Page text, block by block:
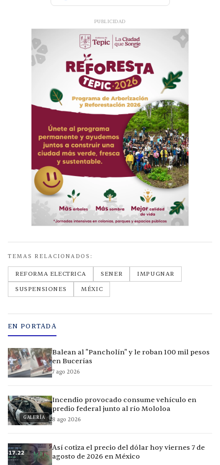
PUBLICIDAD
TEMAS RELACIONADOS:
REFORMA ELECTRICA SENER
IMPUGNAR
SUSPENSIONES
MÉXIC
EN PORTADA
Balean al "Pancholín" y le roban 100 mil pesos
en Bucerías
7 ago 2026
GALERÍA
Incendio provocado consume vehículo en
predio federal junto al río Mololoa
8 ago 2026
Así cotiza el precio del dólar hoy viernes 7 de
agosto de 2026 en México